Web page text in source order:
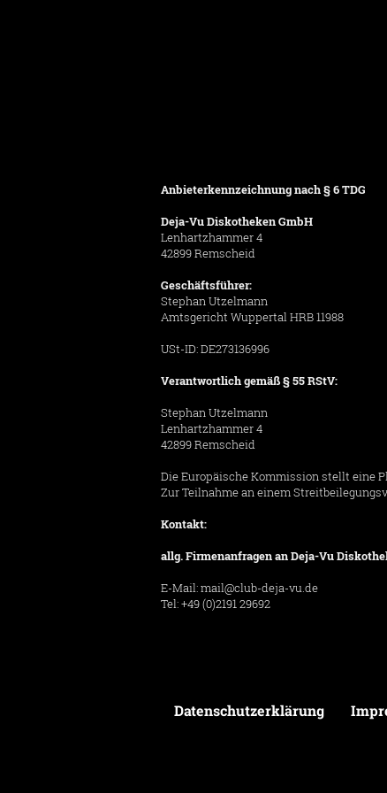
Anbieterkennzeichnung nach § 6 TDG
Deja-Vu Diskotheken GmbH
Lenhartzhammer 4
42899 Remscheid
Geschäftsführer:
Stephan Utzelmann
Amtsgericht Wuppertal HRB 11988
USt-ID: DE273136996
Verantwortlich gemäß § 55 RStV:
Stephan Utzelmann
Lenhartzhammer 4
42899 Remscheid
Die Europäische Kommission stellt eine
Zur Teilnahme an einem
Kontakt:
allg. Firmenanfragen an Deja-Vu
E-Mail:mail@club-deja-vu.de
Tel: +49 (0)2191 29692
Datenschutzerklärung